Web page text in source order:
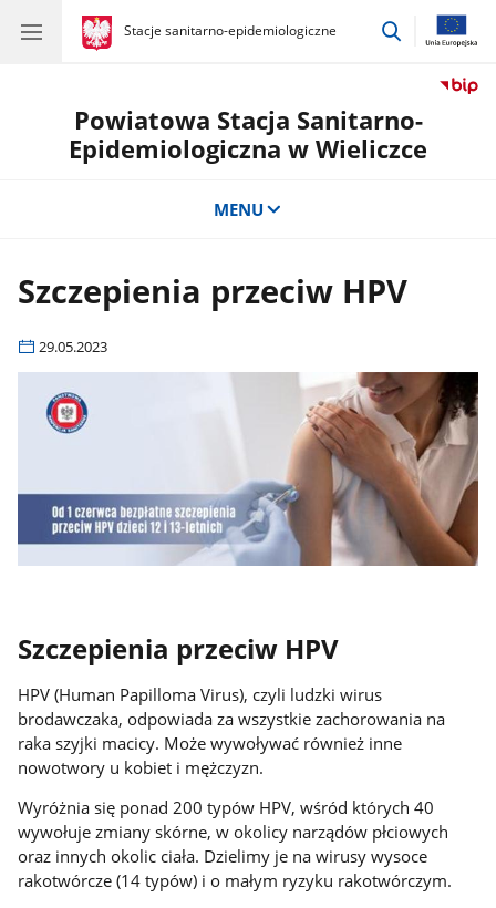
gov.pl
Stacje sanitarno-epidemiologiczne
gov.pl
Stacje
przejdź
Powiatowa Stacja Sanitarno-
Epidemiologiczna w Wieliczce
MENU
Szczepienia przeciw HPV
29.05.2023
Szczepienia przeciw HPV
HPV (Human Papilloma Virus), czyli ludzki wirus
brodawczaka, odpowiada za wszystkie zachorowania na
raka szyjki macicy. Może wywoływać również inne
nowotwory u kobiet i mężczyzn.
Wyróżnia się ponad 200 typów HPV, wśród których 40
wywołuje zmiany skórne, w okolicy narządów płciowych
oraz innych okolic ciała. Dzielimy je na wirusy wysoce
rakotwórcze (14 typów) i o małym ryzyku rakotwórczym.